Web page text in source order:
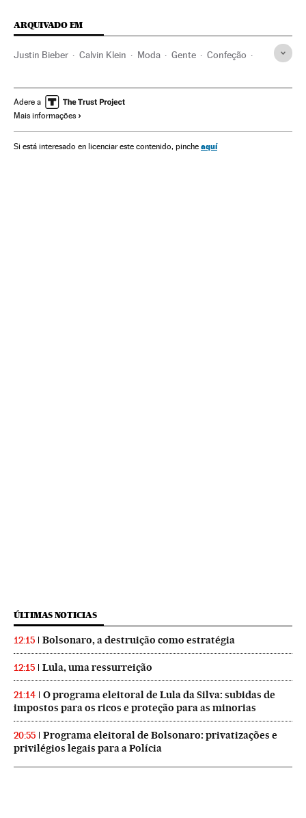
ARQUIVADO EM
Justin Bieber Calvin Klein Moda Gente Confeção
Adere a
Mais informações
Si está interesado en licenciar este contenido, pinche aquí
ÚLTIMAS NOTICIAS
12:15 Bolsonaro, a destruição como estratégia
12:15 Lula, uma ressurreição
21:14
O programa eleitoral de Lula da Silva: subidas de
impostos para os ricos e proteção para as minorias
20:55
Programa eleitoral de Bolsonaro: privatizações e
privilégios legais para a Polícia